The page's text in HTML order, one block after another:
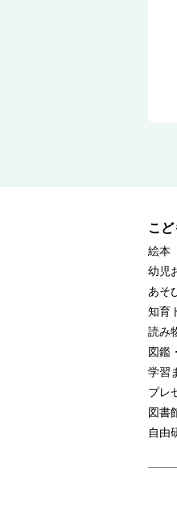
こど
絵本
幼児
あそ
知育
読み
図鑑
学習
プレ
図書
自由